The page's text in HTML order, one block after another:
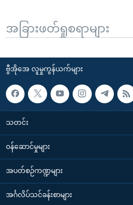
အခြားဖတ်ရှုစရာများ
ဗွီအိုအေ လူမှုကွန်ယက်များ
သတင်း
၀န်ဆောင်မှုများ
အပတ်စဉ်ကဏ္ဍများ
အင်္ဂလိပ်သင်ခန်းစာများ